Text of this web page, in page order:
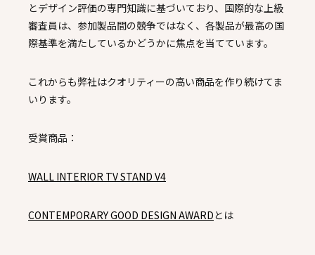
とデザイン評価の専門知識に基づいており、国際的な上級
審査員は、参加製品間の競争ではなく、各製品が最高の国
際基準を満たしているかどうかに焦点を当てています。
これからも弊社はクオリティーの高い商品を作り続けてま
いります。
受賞商品：
WALL INTERIOR TV STAND V4
CONTEMPORARY GOOD DESIGN AWARDとは